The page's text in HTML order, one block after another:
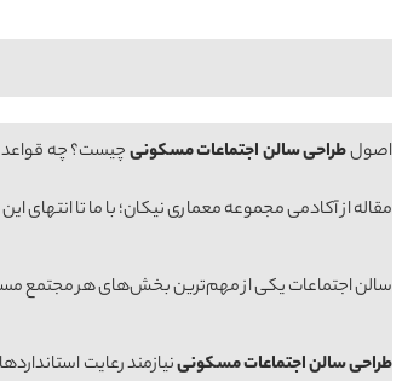
اصولطراحی سالن اجتماعات مسکونیچیست؟ چه
مقاله از آکادمی مجموعه معماری نیکان؛ با ما تا انتهای
سالن اجتماعات یکی از مهم‌ترین بخش‌های هر مجتمع
طراحی سالن اجتماعات مسکونینیازمند رعایت